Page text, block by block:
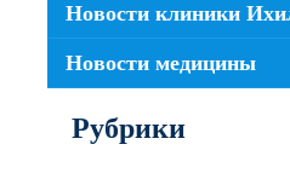
Новости клиники
Новости медицины
Рубрики